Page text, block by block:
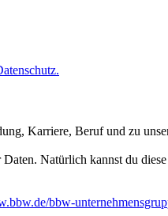
Karriere, Beruf und zu
Natürlich kannst du
bbw-